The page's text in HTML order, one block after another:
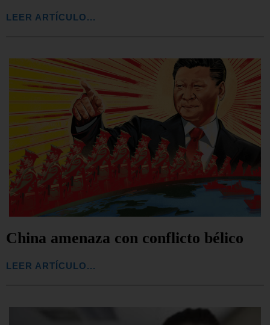
LEER ARTÍCULO...
China amenaza con conflicto bélico
LEER ARTÍCULO...